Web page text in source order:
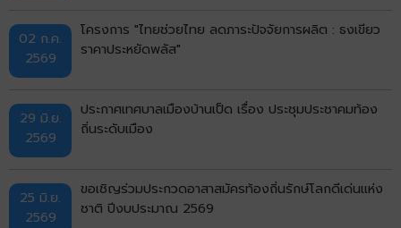
02 ก.ค.
2569
โครงการ "ไทยช่วยไทย ลดภาระปัจจัยการผลิต : ธงเขียว
ราคาประหยัดพลัส"
29 มิ.ย.
2569
ประกาศเทศบาลเมืองบ้านเป็ด เรื่อง ประชุมประชาคมท้อง
ถิ่นระดับเมือง
25 มิ.ย.
2569
ขอเชิญร่วมประกวดอาสาสมัครท้องถิ่นรักษ์โลกดีเด่นแห่ง
ชาติ ปีงบประมาณ 2569